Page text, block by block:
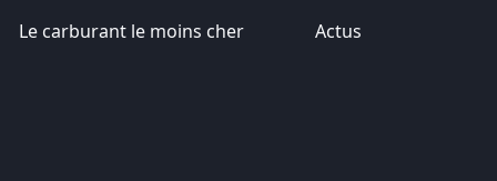
Le carburant le moins cher Actus